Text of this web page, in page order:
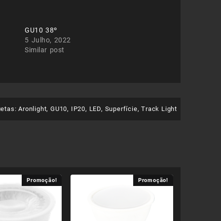
GU10 38º
5 Julho, 2022
Similar post
Aronlight, GU10, IP20, LED, Superfície,Track Light
Promoção! Promoção!